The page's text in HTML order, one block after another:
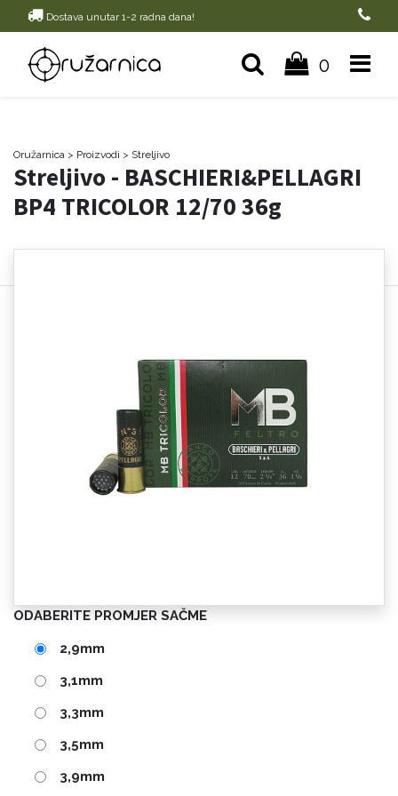
Dostava unutar 1-2 radna dana!
0
Oružarnica > Proizvodi > Streljivo
Streljivo - BASCHIERI&PELLAGRI
BP4 TRICOLOR 12/70 36g
ODABERITE PROMJER SAČME
2,9mm
3,1mm
3,3mm
3,5mm
3,9mm